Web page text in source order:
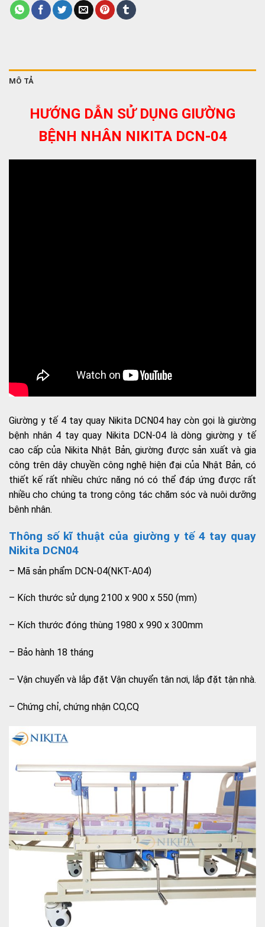
MÔ TẢ
HƯỚNG DẪN SỬ DỤNG GIƯỜNG
BỆNH NHÂN NIKITA DCN-04
Giường y tế 4 tay quay Nikita DCN04 hay còn gọi là giường
bệnh nhân 4 tay quay Nikita DCN-04 là dòng giường y tế
cao cấp của Nikita Nhật Bản, giường được sản xuất và gia
công trên dây chuyền công nghệ hiện đại của Nhật Bản, có
thiết kế rất nhiều chức năng nó có thể đáp ứng được rất
nhiều cho chúng ta trong công tác chăm sóc và nuôi dưỡng
bênh nhân.
Thông số kĩ thuật của giường y tế 4 tay quay
Nikita DCN04
– Mã sản phẩm DCN-04(NKT-A04)
– Kích thước sử dụng 2100 x 900 x 550 (mm)
– Kích thước đóng thùng 1980 x 990 x 300mm
– Bảo hành 18 tháng
– Vận chuyển và lắp đặt Vận chuyển tân nơi, lắp đặt tận nhà.
– Chứng chỉ, chứng nhận CO,CQ